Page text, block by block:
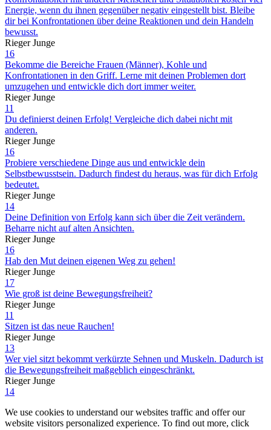
Energie, wenn du ihnen gegenüber negativ eingestellt bist. Bleibe
dir bei Konfrontationen über deine Reaktionen und dein Handeln
bewusst.
Rieger Junge
16
Bekomme die Bereiche Frauen (Männer), Kohle und
Konfrontationen in den Griff. Lerne mit deinen Problemen dort
umzugehen und entwickle dich dort immer weiter.
Rieger Junge
11
Du definierst deinen Erfolg! Vergleiche dich dabei nicht mit
anderen.
Rieger Junge
16
Probiere verschiedene Dinge aus und entwickle dein
Selbstbewusstsein. Dadurch findest du heraus, was für dich Erfolg
bedeutet.
Rieger Junge
14
Deine Definition von Erfolg kann sich über die Zeit verändern.
Beharre nicht auf alten Ansichten.
Rieger Junge
16
Hab den Mut deinen eigenen Weg zu gehen!
Rieger Junge
17
Wie groß ist deine Bewegungsfreiheit?
Rieger Junge
11
Sitzen ist das neue Rauchen!
Rieger Junge
13
Wer viel sitzt bekommt verkürzte Sehnen und Muskeln. Dadurch ist
die Bewegungsfreiheit maßgeblich eingeschränkt.
Rieger Junge
14
We use cookies to understand our websites traffic and offer our
website visitors personalized experience. To find out more, click